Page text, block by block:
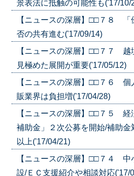
景表法に抵触の可能性も('17/10/
【ニュースの深層】□□７８ 「
否の共有進む('17/09/14)
【ニュースの深層】□□７７ 越
見極めた展開が重要('17/05/12)
【ニュースの深層】□□７６ 個
販業界は負担増('17/04/28)
【ニュースの深層】□□７５ 経
補助金」２次公募を開始/補助
以上('17/04/21)
【ニュースの深層】□□７４ 中
設/ＥＣ支援紹介や相談対応('17/